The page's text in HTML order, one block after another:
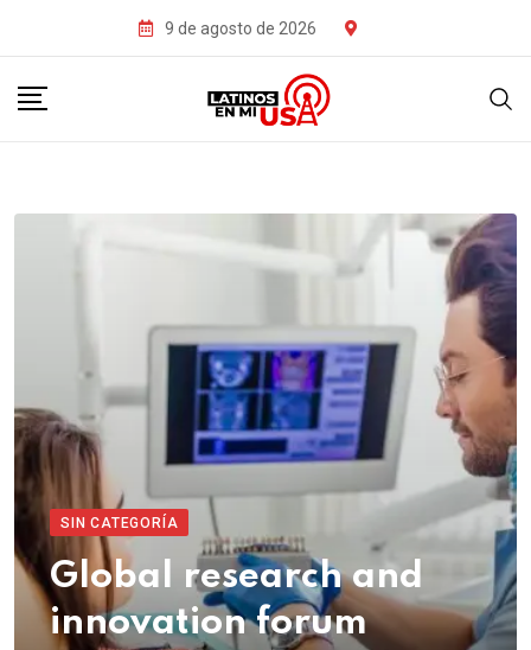
9 de agosto de 2026
SIN CATEGORÍA
Global research and
innovation forum